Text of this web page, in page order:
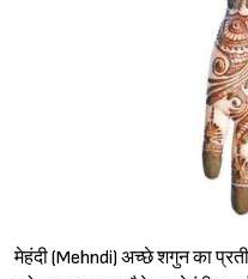
मेहंदी (Mehndi) अच्छे शगुन का